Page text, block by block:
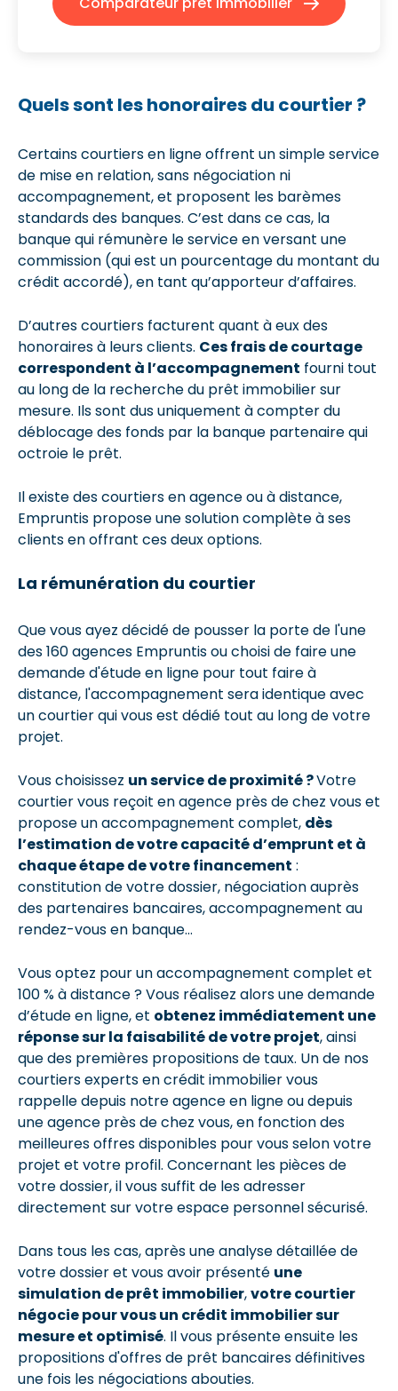
Quels sont les honoraires du courtier ?
Certains courtiers en ligne offrent un simple service
de mise en relation, sans négociation ni
accompagnement, et proposent les barèmes
standards des banques. C’est dans ce cas, la
banque qui rémunère le service en versant une
commission (qui est un pourcentage du montant du
crédit accordé), en tant qu’apporteur d’affaires.
D’autres courtiers facturent quant à eux des
honoraires à leurs clients. Ces frais de courtage
correspondent à l’accompagnement fourni tout
au long de la recherche du prêt immobilier sur
mesure. Ils sont dus uniquement à compter du
déblocage des fonds par la banque partenaire qui
octroie le prêt.
Il existe des courtiers en agence ou à distance,
Empruntis propose une solution complète à ses
clients en offrant ces deux options.
La rémunération du courtier
Que vous ayez décidé de pousser la porte de l'une
des 160 agences Empruntis ou choisi de faire une
demande d'étude en ligne pour tout faire à
distance, l'accompagnement sera identique avec
un courtier qui vous est dédié tout au long de votre
projet.
Vous choisissez un service de proximité ?Votre
courtier vous reçoit en agence près de chez vous et
propose un accompagnement complet, dès
l’estimation de votre capacité d’emprunt et à
chaque étape de votre financement :
constitution de votre dossier, négociation auprès
des partenaires bancaires, accompagnement au
rendez-vous en banque…
Vous optez pour un accompagnement complet et
100 % à distance ? Vous réalisez alors une demande
d’étude en ligne, et obtenez immédiatement une
réponse sur la faisabilité de votre projet, ainsi
que des premières propositions de taux. Un de nos
courtiers experts en crédit immobilier vous
rappelle depuis notre agence en ligne ou depuis
une agence près de chez vous, en fonction des
meilleures offres disponibles pour vous selon votre
projet et votre profil. Concernant les pièces de
votre dossier, il vous suffit de les adresser
directement sur votre espace personnel sécurisé.
Dans tous les cas, après une analyse détaillée de
votre dossier et vous avoir présenté une
simulation de prêt immobilier,votre courtier
négocie pour vous un crédit immobilier sur
mesure et optimisé. Il vous présente ensuite les
propositions d'offres de prêt bancaires définitives
une fois les négociations abouties.